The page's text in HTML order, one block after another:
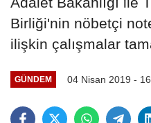
Birliği'nin nöbetçi
ilişkin çalışmalar
GÜNDEM 04 Nisan 2019 -